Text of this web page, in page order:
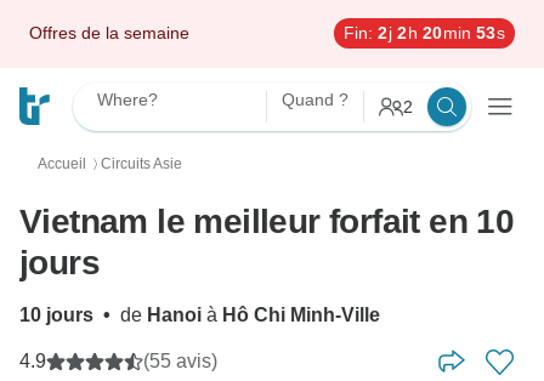
Offres de la semaine Fin: 2j 2h 20min 51s
Where? Quand ? 2
Accueil 〉 Circuits Asie
Vietnam le meilleur forfait en 10
jours
10 jours • de Hanoi à Hô Chi Minh-Ville
4.9 (55 avis)